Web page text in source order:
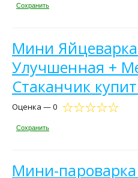
Сохранить
Мини
Улучшенная +
Стаканчик
Оценка — 0
Сохранить
Мини-